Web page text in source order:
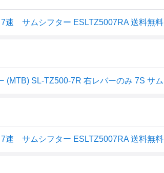
サムシフター ESLTZ5007RA 送料無料
サムシフター ESLTZ5007RA 送料無料